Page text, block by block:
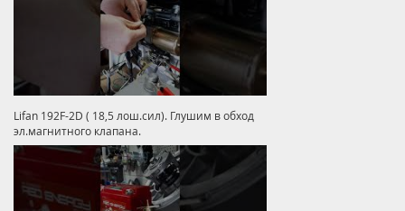
Lifan 192F-2D ( 18,5 лош.сил). Глушим в обход
эл.магнитного клапана.